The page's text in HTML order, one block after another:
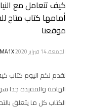
كيف تتعامل مع
أمامها كتاب متاح
موقعنا
الجمعة, 14 فبراير 2020
نقدم لكم اليوم كتاب
الهامة والمفيدة جدا
الكتاب كل ما يتعلق